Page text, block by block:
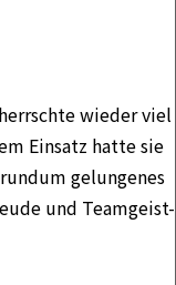
wieder viel
Einsatz hatte sie
gelungenes
und Teamgeist-